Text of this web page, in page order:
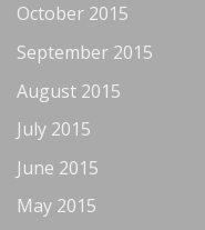
October 2015
September 2015
August 2015
July 2015
June 2015
May 2015